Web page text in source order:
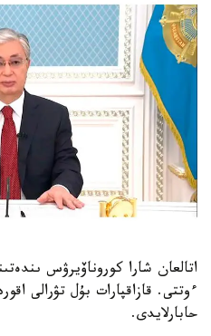
اتالعان شارا كوروناۆيرۋس
ءوتتى. قازاقپارات بۇل تۋرالى
حابارلايدى.